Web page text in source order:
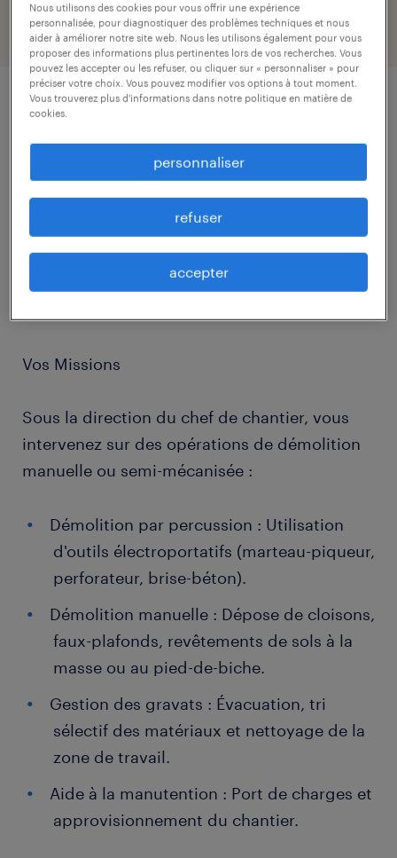
détails du poste
Vous êtes rigoureux, physique et le travail
d'équipe est votre force ? Nous préparons nos
futurs chantiers et recherchons des
Manœuvres en démolition H/F motivés pour
rejoindre nos équipes en mission ponctuelle
Vos Missions
Sous la direction du chef de chantier, vous
intervenez sur des opérations de démolition
manuelle ou semi-mécanisée :
Démolition par percussion : Utilisation
d'outils électroportatifs (marteau-piqueur,
perforateur, brise-béton).
Démolition manuelle : Dépose de cloisons,
faux-plafonds, revêtements de sols à la
masse ou au pied-de-biche.
Gestion des gravats : Évacuation, tri
sélectif des matériaux et nettoyage de la
zone de travail.
Aide à la manutention : Port de charges et
approvisionnement du chantier.
Nous utilisons des cookies pour vous offrir une expérience
personnalisée, pour diagnostiquer des problèmes techniques et nous
aider à améliorer notre site web. Nous les utilisons également pour vous
proposer des informations plus pertinentes lors de vos recherches. Vous
pouvez les accepter ou les refuser, ou cliquer sur « personnaliser » pour
préciser votre choix. Vous pouvez modifier vos options à tout moment.
Vous trouverez plus d'informations dans notre politique en matière de
cookies.
personnaliser
refuser
accepter